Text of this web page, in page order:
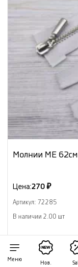
Меню
Нов.
Молнии МЕ 62см
Цена:270 ₽
Артикул: 72285
В наличии 2.00 шт